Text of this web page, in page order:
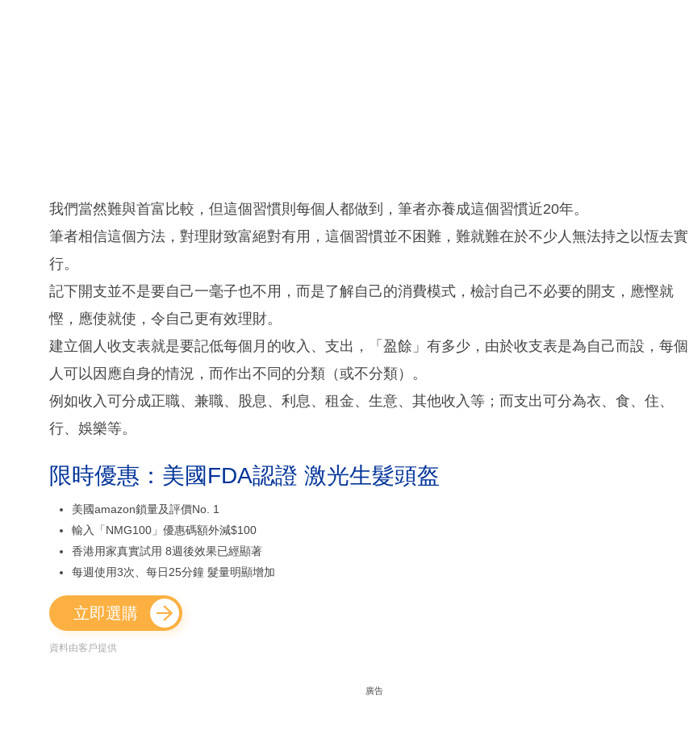
我們當然難與首富比較，但這個習慣則每個人都做到，筆者亦養成這個習慣近20年。
筆者相信這個方法，對理財致富絕對有用，這個習慣並不困難，難就難在於不少人無法持之以恆去實
行。
記下開支並不是要自己一毫子也不用，而是了解自己的消費模式，檢討自己不必要的開支，應慳就
慳，應使就使，令自己更有效理財。
建立個人收支表就是要記低每個月的收入、支出，「盈餘」有多少，由於收支表是為自己而設，每個
人可以因應自身的情況，而作出不同的分類（或不分類）。
例如收入可分成正職、兼職、股息、利息、租金、生意、其他收入等；而支出可分為衣、食、住、
行、娛樂等。
限時優惠：美國FDA認證 激光生髮頭盔
美國amazon鎖量及評價No. 1
輸入「NMG100」優惠碼額外減$100
香港用家真實試用 8週後效果已經顯著
每週使用3次、每日25分鐘 髮量明顯增加
立即選購
資料由客戶提供
廣告